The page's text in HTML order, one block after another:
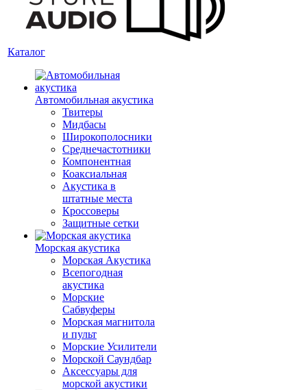
Каталог
Автомобильная акустика
Твитеры
Мидбасы
Широкополосники
Среднечастотники
Компонентная
Коаксиальная
Акустика в
штатные места
Кроссоверы
Защитные сетки
Морская акустика
Морская Акустика
Всепогодная
акустика
Морские
Сабвуферы
Морская магнитола
и пульт
Морские Усилители
Морской Cаундбар
Аксессуары для
морской акустики